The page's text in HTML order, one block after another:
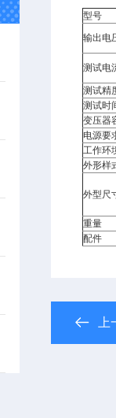
型号
输出电
测试电
测试精
测试时
变压器
电源要
工作环
外形样
外型尺
重量
配件